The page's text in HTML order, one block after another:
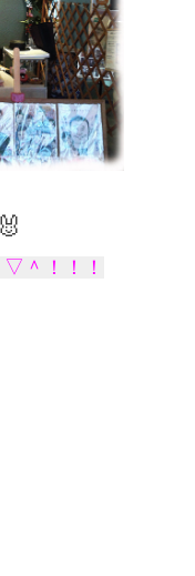
＾！！！